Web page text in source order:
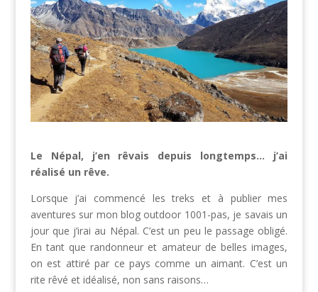
Le Népal, j’en rêvais depuis longtemps… j’ai
réalisé un rêve.
Lorsque j’ai commencé les treks et à publier mes
aventures sur mon blog outdoor 1001-pas, je savais un
jour que j’irai au Népal. C’est un peu le passage obligé.
En tant que randonneur et amateur de belles images,
on est attiré par ce pays comme un aimant. C’est un
rite rêvé et idéalisé, non sans raisons…